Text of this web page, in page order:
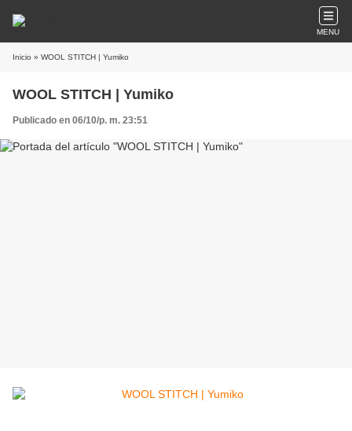
MENU
Inicio » WOOL STITCH | Yumiko
WOOL STITCH | Yumiko
Publicado en 06/10/p. m. 23:51